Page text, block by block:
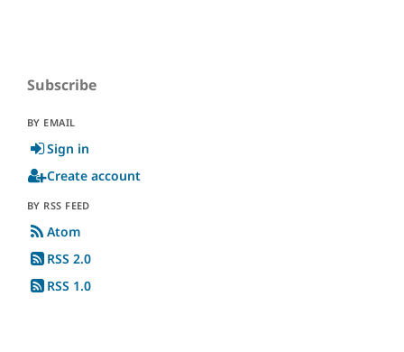
Subscribe
BY EMAIL
Sign in
Create account
BY RSS FEED
Atom
RSS 2.0
RSS 1.0